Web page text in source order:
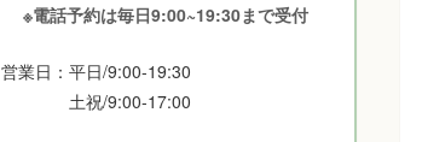
※電話予約は毎日9:00~19:30まで受付
営業日：平日/9:00-19:30
土祝/9:00-17:00